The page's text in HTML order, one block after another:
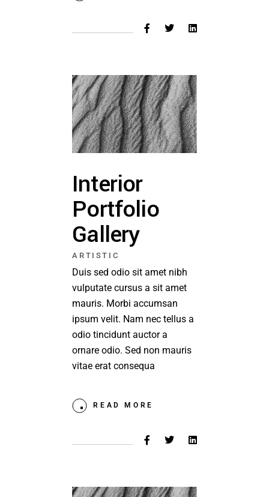
Interior
Portfolio
Gallery
ARTISTIC
Duis sed odio sit amet nibh
vulputate cursus a sit amet
mauris. Morbi accumsan
ipsum velit. Nam nec tellus a
odio tincidunt auctor a
ornare odio. Sed non mauris
vitae erat consequa
READ MORE